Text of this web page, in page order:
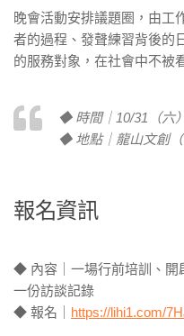
晚會活動安排議題圈，由工
者的過程、發聲練習背後的
的服務對象，在社會中不被
◆ 時間｜10/31（六
◆ 地點｜龍山文創（
報名資訊
◆ 內容｜一場行前培訓、開
一份訪談記錄
◆ 報名｜ https://lihi1.com/